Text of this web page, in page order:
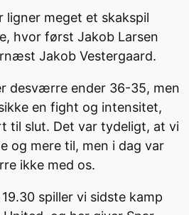
ligner meget et skakspil
hvor først Jakob Larsen
Jakob Vestergaard.
desværre ender 36-35, men
en fight og intensitet,
til slut. Det var tydeligt, at vi
og mere til, men i dag var
ikke med os.
spiller vi sidste kamp